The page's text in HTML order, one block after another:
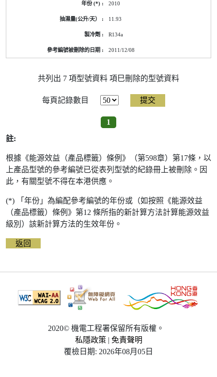
2010
11.93
R134a
2011/12/08
共列出 7 項型號資料 項巳刪除的型號資料
每頁記錄數目
1
註:
根據《能源效益（產品標籤）條例》（第598章）第17條，以
上產品型號的參考編號已從表列型號的紀錄冊上被刪除。因
此，有關型號不得在本港供應。
(*) 「年份」為編配參考編號的年份或（如按照《能源效益
（產品標籤）條例》第12 條所指的新計算方法計算能源效益
級別）該新計算方法的生效年份。
返回
2020© 機電工程署保留所有版權。
私隱政策 | 免責聲明
覆檢日期: 2026年08月05日